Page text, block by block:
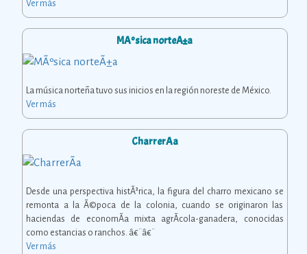
Ver más
MÃºsica norteÃ±a
La música norteña tuvo sus inicios en la región noreste de México.
Ver más
CharrerÃ­a
Desde una perspectiva histÃ³rica, la figura del charro mexicano se
remonta a la Ã©poca de la colonia, cuando se originaron las
haciendas de economÃ­a mixta agrÃ­cola-ganadera, conocidas
como estancias o ranchos. â€¨â€¨
Ver más